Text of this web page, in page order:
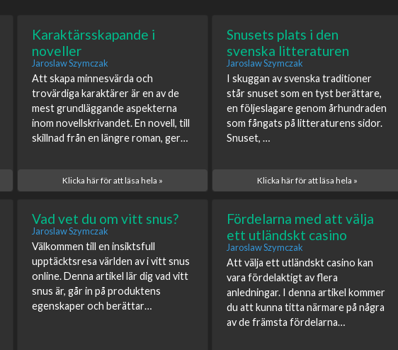
Karaktärsskapande i
noveller
Jaroslaw Szymczak
Att skapa minnesvärda och
trovärdiga karaktärer är en av de
mest grundläggande aspekterna
inom novellskrivandet. En novell, till
skillnad från en längre roman, ger…
Klicka här för att läsa hela »
Snusets plats i den
svenska litteraturen
Jaroslaw Szymczak
I skuggan av svenska traditioner
står snuset som en tyst berättare,
en följeslagare genom århundraden
som fångats på litteraturens sidor.
Snuset, …
Klicka här för att läsa hela »
Vad vet du om vitt snus?
Jaroslaw Szymczak
Välkommen till en insiktsfull
upptäcktsresa världen av i vitt snus
online. Denna artikel lär dig vad vitt
snus är, går in på produktens
egenskaper och berättar…
Fördelarna med att välja
ett utländskt casino
Jaroslaw Szymczak
Att välja ett utländskt casino kan
vara fördelaktigt av flera
anledningar. I denna artikel kommer
du att kunna titta närmare på några
av de främsta fördelarna…